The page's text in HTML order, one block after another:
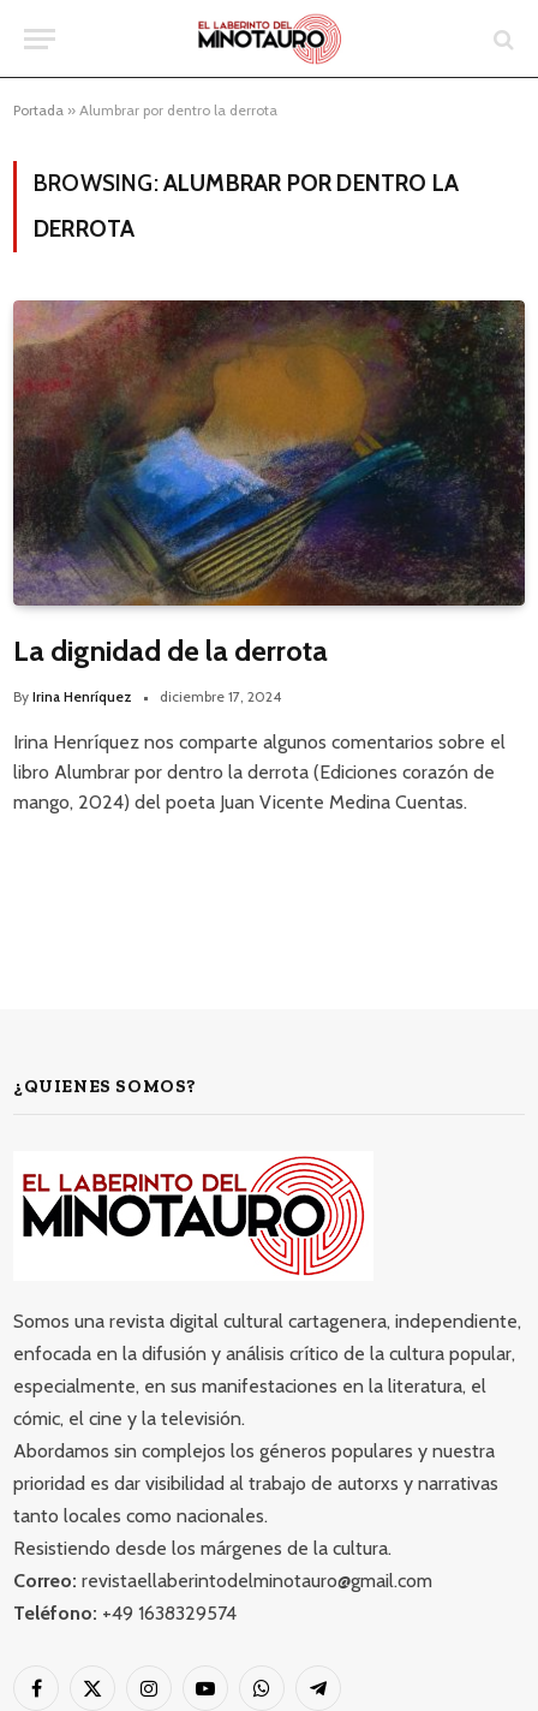
Portada » Alumbrar por dentro la derrota
BROWSING:ALUMBRAR POR DENTRO LA
DERROTA
La dignidad de la derrota
By Irina Henríquez diciembre 17, 2024
Irina Henríquez nos comparte algunos comentarios sobre el
libro Alumbrar por dentro la derrota (Ediciones corazón de
mango, 2024) del poeta Juan Vicente Medina Cuentas.
¿QUIENES SOMOS?
Somos una revista digital cultural cartagenera, independiente,
enfocada en la difusión y análisis crítico de la cultura popular,
especialmente, en sus manifestaciones en la literatura, el
cómic, el cine y la televisión.
Abordamos sin complejos los géneros populares y nuestra
prioridad es dar visibilidad al trabajo de autorxs y narrativas
tanto locales como nacionales.
Resistiendo desde los márgenes de la cultura.
Correo: revistaellaberintodelminotauro@gmail.com
Teléfono: +49 1638329574
Facebook
X
InstagramYouTubeWhatsAppTelegram